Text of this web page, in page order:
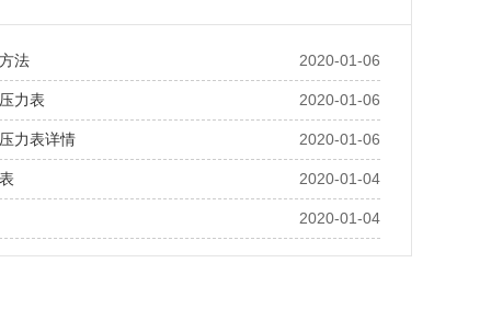
2020-01-06
法
2020-01-06
力表
2020-01-06
力表详情
2020-01-04
2020-01-04